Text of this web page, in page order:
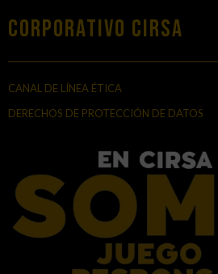
Corporativo Cirsa
CANAL DE LÍNEA ÉTICA
DERECHOS DE PROTECCIÓN DE DATOS